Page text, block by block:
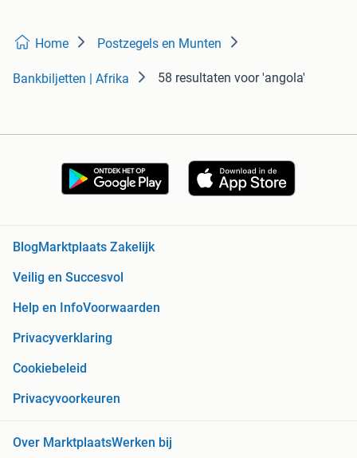
Home Postzegels en Munten
Bankbiljetten | Afrika 58 resultaten voor 'angola'
Blog Marktplaats Zakelijk
Veilig en Succesvol
Help en InfoVoorwaarden
Privacyverklaring
Cookiebeleid
Privacyvoorkeuren
Over MarktplaatsWerken bij